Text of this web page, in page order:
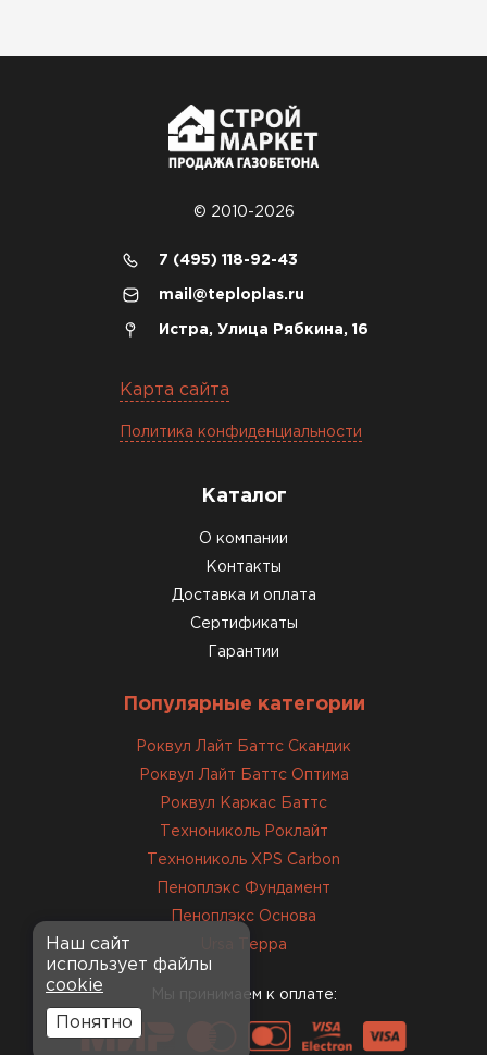
© 2010-2026
7 (495) 118-92-43
mail@teploplas.ru
Истра, Улица Рябкина, 16
Карта сайта
Политика конфиденциальности
Каталог
О компании
Контакты
Доставка и оплата
Сертификаты
Гарантии
Популярные категории
Роквул Лайт Баттс Скандик
Роквул Лайт Баттс Оптима
Роквул Каркас Баттс
Технониколь Роклайт
Технониколь XPS Carbon
Пеноплэкс Фундамент
Пеноплэкс Основа
Ursa Терра
Мы принимаем к оплате:
Наш сайт
использует файлы
cookie
Понятно